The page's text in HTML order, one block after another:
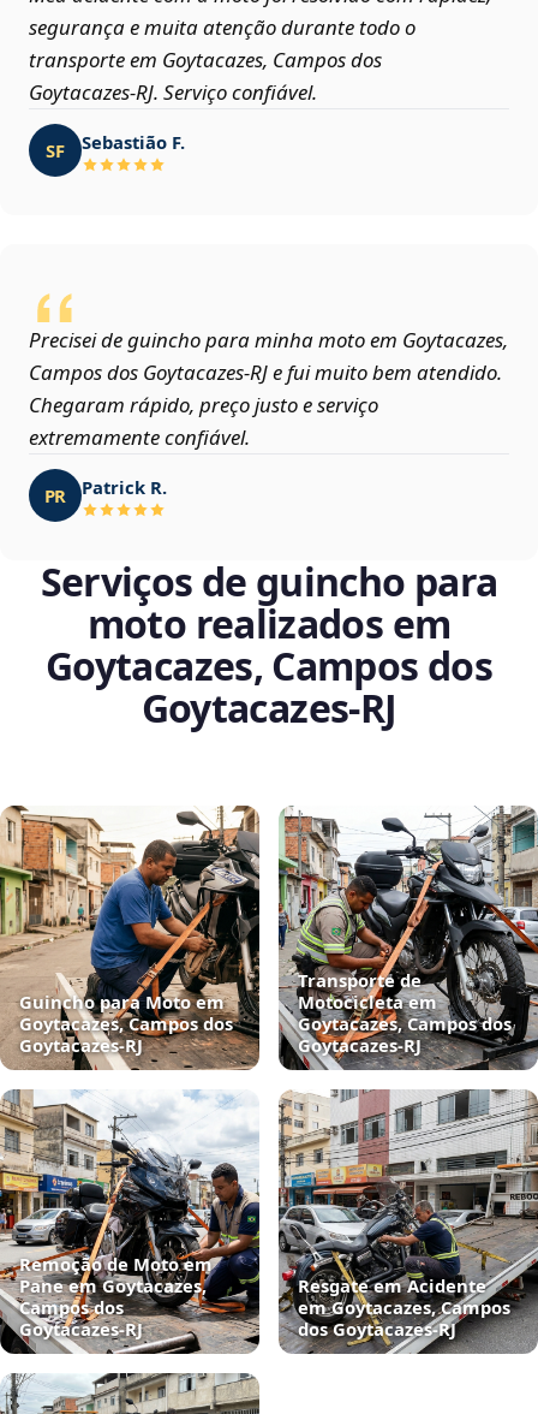
segurança e muita atenção durante todo o
transporte em Goytacazes, Campos dos
Goytacazes‑RJ. Serviço confiável.
SF Sebastião F.
Precisei de guincho para minha moto em Goytacazes,
Campos dos Goytacazes‑RJ e fui muito bem atendido.
Chegaram rápido, preço justo e serviço
extremamente confiável.
PR Patrick R.
Serviços de guincho para
moto realizados em
Goytacazes, Campos dos
Goytacazes‑RJ
Guincho para Moto em
Goytacazes, Campos dos
Goytacazes‑RJ
Transporte de
Motocicleta em
Goytacazes, Campos dos
Goytacazes‑RJ
Remoção de Moto em
Pane em Goytacazes,
Campos dos
Goytacazes‑RJ
Resgate em Acidente
em Goytacazes, Campos
dos Goytacazes‑RJ